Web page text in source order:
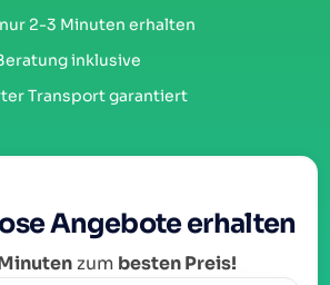
2-3 Minuten erhalten
inklusive
Transport garantiert
Angebote erhalten
zum besten Preis!